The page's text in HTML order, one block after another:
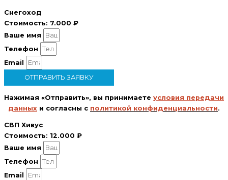
Снегоход
Стоимость: 7.000 ₽
Ваше имя
Телефон
Email
ОТПРАВИТЬ ЗАЯВКУ
Нажимая «Отправить», вы принимаете условия передачи
данных и согласны с политикой конфиденциальности.
СВП Хивус
Стоимость: 12.000 ₽
Ваше имя
Телефон
Email